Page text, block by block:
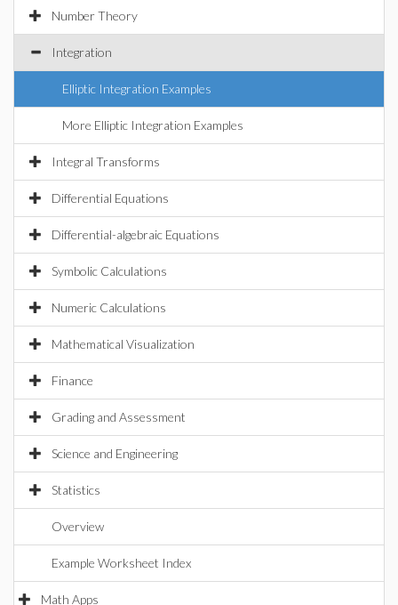
Number Theory
Integration
Elliptic Integration Examples
More Elliptic Integration Examples
Integral Transforms
Differential Equations
Differential-algebraic Equations
Symbolic Calculations
Numeric Calculations
Mathematical Visualization
Finance
Grading and Assessment
Science and Engineering
Statistics
Overview
Example Worksheet Index
Math Apps